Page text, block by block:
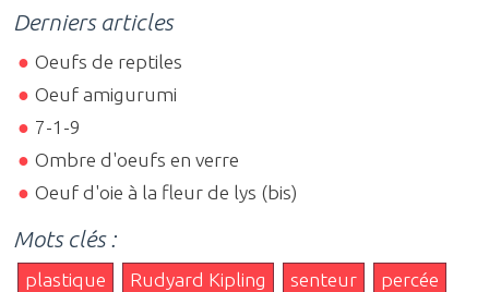
Derniers articles
Oeufs de reptiles
Oeuf amigurumi
7-1-9
Ombre d'oeufs en verre
Oeuf d'oie à la fleur de lys (bis)
Mots clés :
plastique Rudyard Kipling senteur
percée